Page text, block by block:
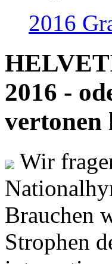
2016
2016 -
vertonen
Wir
Brauchen
Strophen